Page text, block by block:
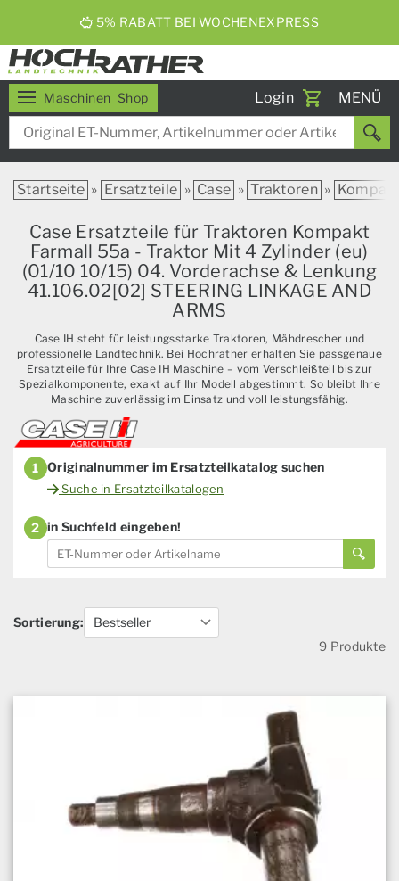
5% RABATT BEI WOCHENEXPRESS
Maschinen Shop Login
Toggle
MENÜ
Startseite » Ersatzteile » Case » Traktoren »
Case Ersatzteile für Traktoren Kompakt
Farmall 55a - Traktor Mit 4 Zylinder (eu)
(01/10 10/15) 04. Vorderachse & Lenkung
41.106.02[02] STEERING LINKAGE AND
ARMS
Case IH steht für leistungsstarke Traktoren, Mähdrescher und
professionelle Landtechnik. Bei Hochrather erhalten Sie passgenaue
Ersatzteile für Ihre Case IH Maschine – vom Verschleißteil bis zur
Spezialkomponente, exakt auf Ihr Modell abgestimmt. So bleibt Ihre
Maschine zuverlässig im Einsatz und voll leistungsfähig.
1 Originalnummer im Ersatzteilkatalog suchen
Suche in Ersatzteilkatalogen
2 in Suchfeld eingeben!
Sortierung:
9 Produkte